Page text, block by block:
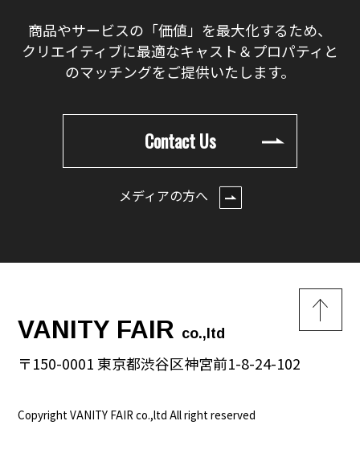
商品やサービスの「価値」を最大化するため、
クリエイティブに最適なキャスト＆プロパティと
のマッチングをご提供いたします。
Contact Us
メディアの方へ
VANITY FAIR co.,ltd
〒150-0001 東京都渋谷区神宮前1-8-24-102
Copyright VANITY FAIR co.,ltd All right reserved